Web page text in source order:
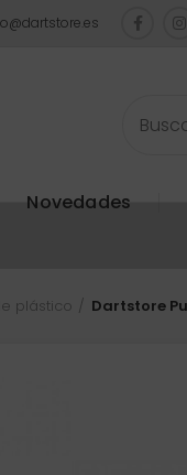
Novedades
plástico Dartstore